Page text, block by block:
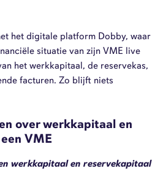
het digitale platform Dobby, waar
situatie van zijn VME live
het werkkapitaal, de reservekas,
facturen. Zo blijft niets
over werkkapitaal en
VME
werkkapitaal en reservekapitaal